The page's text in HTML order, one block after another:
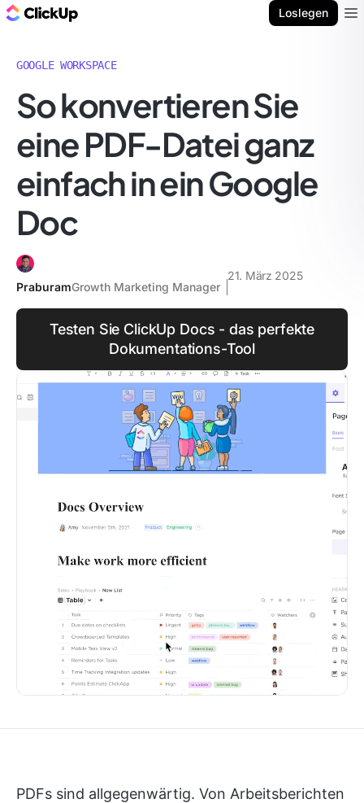
Loslegen
GOOGLE WORKSPACE
So konvertieren Sie
eine PDF-Datei ganz
einfach in ein Google
Doc
PraburamGrowth Marketing Manager
21. März 2025
Testen Sie ClickUp Docs - das perfekte
Dokumentations-Tool
PDFs sind allgegenwärtig. Von Arbeitsberichten